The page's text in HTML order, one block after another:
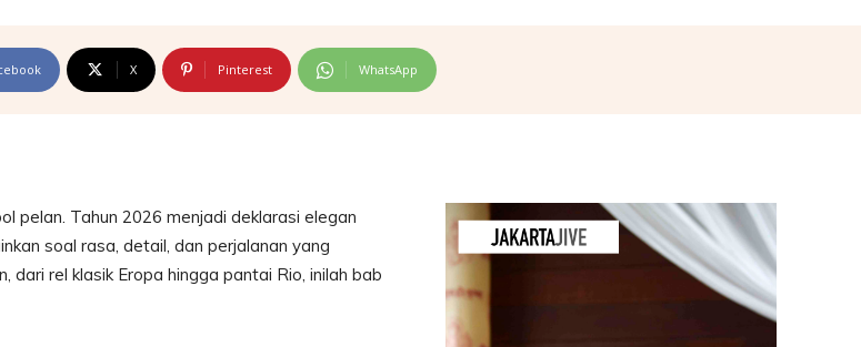
X Pinterest WhatsApp
pelan. Tahun 2026 menjadi deklarasi elegan
soal rasa, detail, dan perjalanan yang
dari rel klasik Eropa hingga pantai Rio, inilah bab